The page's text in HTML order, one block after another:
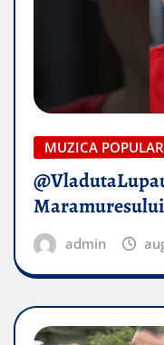
MUZICA
Maramuresului
admin